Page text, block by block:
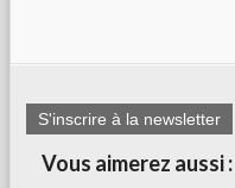
S'inscrire à la newsletter
Vous aimerez aussi :